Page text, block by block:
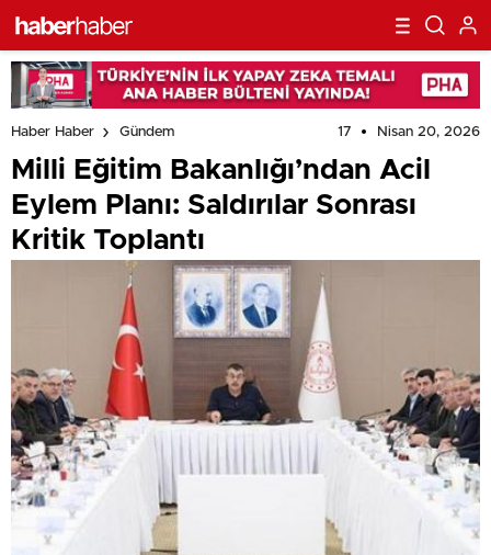
Haber Haber Gündem 17 Nisan 20, 2026
Milli Eğitim Bakanlığı’ndan Acil
Eylem Planı: Saldırılar Sonrası
Kritik Toplantı